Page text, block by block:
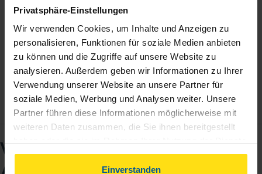
Privatsphäre-Einstellungen
Wir verwenden Cookies, um Inhalte und Anzeigen zu
personalisieren, Funktionen für soziale Medien anbieten
zu können und die Zugriffe auf unsere Website zu
analysieren. Außerdem geben wir Informationen zu Ihrer
Verwendung unserer Website an unsere Partner für
soziale Medien, Werbung und Analysen weiter. Unsere
Partner führen diese Informationen möglicherweise mit
weiteren Daten zusammen, die Sie ihnen bereitgestellt
gesammelt haben. Indem Sie auf Einverstanden klicken,
können Sie der Verwendung von Cookies, gemäß
Einverstanden
Alles bestens
anonymes VLH-Mitglied
VLH-Beratungsstelle